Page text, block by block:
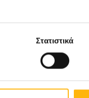
Στατιστικά
αιμοδοσία
πραγματοποίησε